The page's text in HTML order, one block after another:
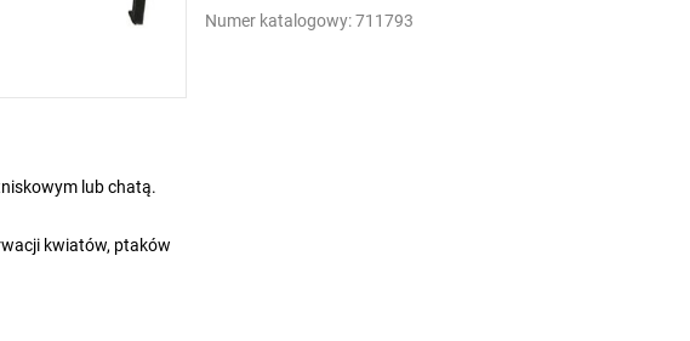
Numer katalogowy:711793
lub chatą.
kwiatów, ptaków